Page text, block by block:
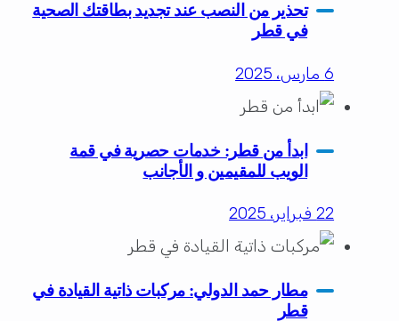
تحذير من النصب عند تجديد بطاقتك الصحية
في قطر
6 مارس، 2025
ابدأ من قطر: خدمات حصرية في قمة
الويب للمقيمين و الأجانب
22 فبراير، 2025
مطار حمد الدولي: مركبات ذاتية القيادة في
قطر